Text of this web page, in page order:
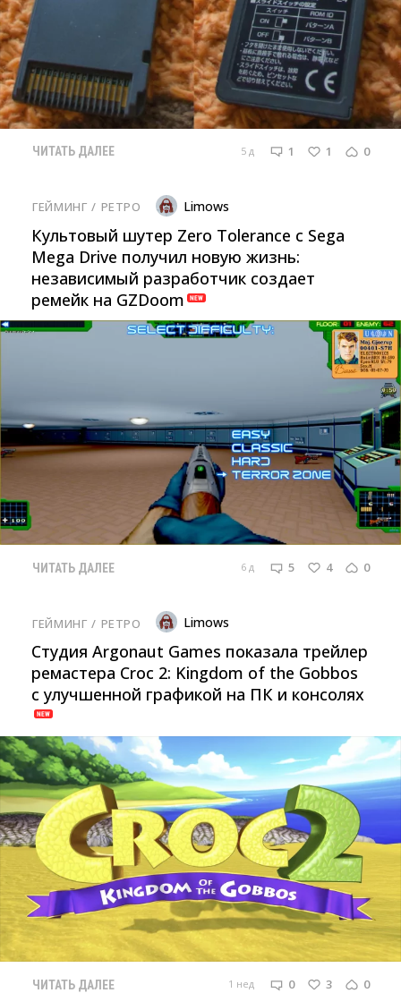
ЧИТАТЬ ДАЛЕЕ 5 д 1 1 0
ГЕЙМИНГ / РЕТРО Limows
Культовый шутер Zero Tolerance с Sega
Mega Drive получил новую жизнь:
независимый разработчик создает
ремейк на GZDoom
ЧИТАТЬ ДАЛЕЕ 6 д 5 4 0
ГЕЙМИНГ / РЕТРО Limows
Студия Argonaut Games показала трейлер
ремастера Croc 2: Kingdom of the Gobbos
с улучшенной графикой на ПК и консолях
ЧИТАТЬ ДАЛЕЕ 1 нед 0 3 0